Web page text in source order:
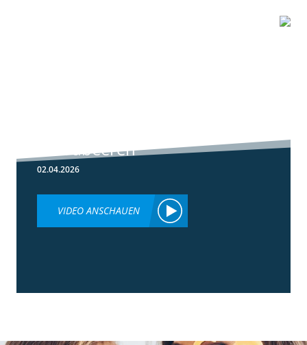
in Erdbeeren
02.04.2026
VIDEO ANSCHAUEN